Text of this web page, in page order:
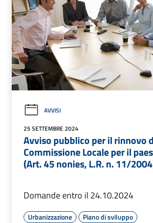
AVVISI
25 SETTEMBRE 2024
Avviso pubblico per il rinnovo
Commissione Locale per il
(Art. 45 nonies, L.R. n. 11/
Domande entro il 24.10.2024
Urbanizzazione Piano di sviluppo